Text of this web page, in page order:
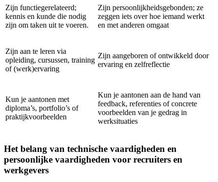
Zijn functiegerelateerd;
kennis en kunde die nodig
zijn om taken uit te voeren.
Zijn persoonlijkheidsgebonden; ze
zeggen iets over hoe iemand werkt
en met anderen omgaat
Zijn aan te leren via
opleiding, cursussen, training
of (werk)ervaring
Zijn aangeboren of ontwikkeld door
ervaring en zelfreflectie
Kun je aantonen met
diploma’s, portfolio’s of
praktijkvoorbeelden
Kun je aantonen aan de hand van
feedback, referenties of concrete
voorbeelden van je gedrag in
werksituaties
Het belang van technische vaardigheden en
persoonlijke vaardigheden voor recruiters en
werkgevers